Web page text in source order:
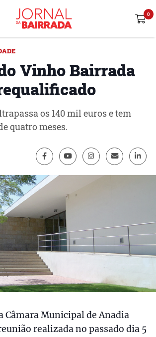
Vinho Bairrada
os 140 mil euros e tem
quatro meses.
Câmara Municipal de Anadia
realizada no passado dia 5